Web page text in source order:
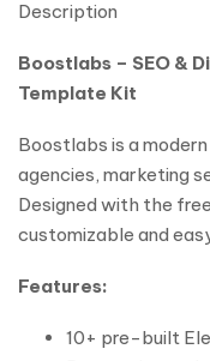
Description
Boostlabs – SEO &
Template Kit
Boostlabs is a
agencies, marketing
Designed with the
customizable and
Features:
10+ pre-built